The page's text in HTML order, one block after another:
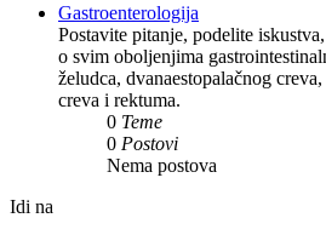
Gastroenterologija
Postavite pitanje, podelite
o svim oboljenjima
želudca, dvanaestopalačnog
creva i rektuma.
0 Teme
0 Postovi
Nema postova
Idi na